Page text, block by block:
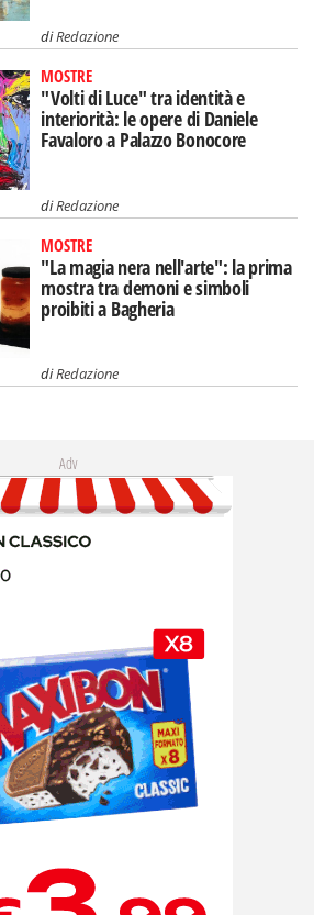
diRedazione
MOSTRE
"Volti di Luce" tra identità e
interiorità: le opere di Daniele
Favaloro a Palazzo Bonocore
diRedazione
MOSTRE
"La magia nera nell'arte": la prima
mostra tra demoni e simboli
proibiti a Bagheria
diRedazione
Adv